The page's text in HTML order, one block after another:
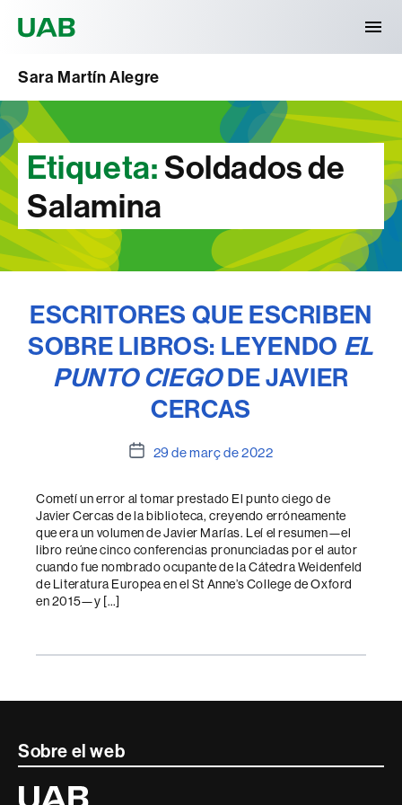
Sara Martín Alegre
Etiqueta: Soldados de
Salamina
ESCRITORES QUE ESCRIBEN
SOBRE LIBROS: LEYENDO EL
PUNTO CIEGODE JAVIER
CERCAS
Data
l'entrada
29 de març de 2022
Cometí un error al tomar prestado El punto ciego de
Javier Cercas de la biblioteca, creyendo erróneamente
que era un volumen de Javier Marías. Leí el resumen—el
libro reúne cinco conferencias pronunciadas por el autor
cuando fue nombrado ocupante de la Cátedra Weidenfeld
de Literatura Europea en el St Anne’s College de Oxford
en 2015—y […]
Contacte
Sobre el web
Universitat